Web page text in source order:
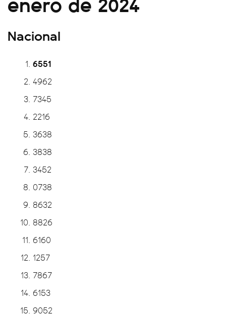
Nacional
6551
4962
7345
2216
3638
3838
3452
0738
8632
8826
6160
1257
7867
6153
9052